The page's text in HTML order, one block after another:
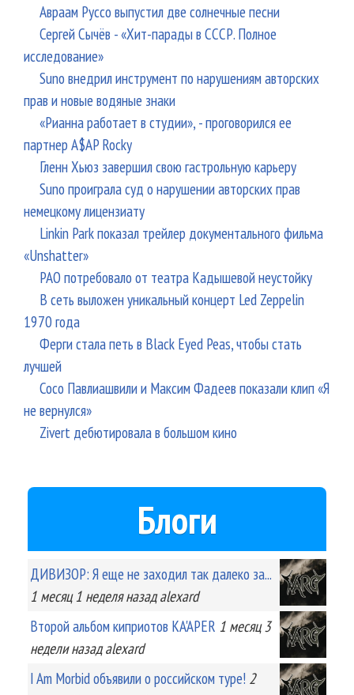
Авраам Руссо выпустил две солнечные песни
Сергей Сычёв - «Хит-парады в СССР. Полное
исследование»
Suno внедрил инструмент по нарушениям авторских
прав и новые водяные знаки
«Рианна работает в студии», - проговорился ее
партнер A$AP Rocky
Гленн Хьюз завершил свою гастрольную карьеру
Suno проиграла суд о нарушении авторских прав
немецкому лицензиату
Linkin Park показал трейлер документального фильма
«Unshatter»
РАО потребовало от театра Кадышевой неустойку
В сеть выложен уникальный концерт Led Zeppelin
1970 года
Ферги стала петь в Black Eyed Peas, чтобы стать
лучшей
Сосо Павлиашвили и Максим Фадеев показали клип «Я
не вернулся»
Zivert дебютировала в большом кино
Блоги
ДИВИЗОР: Я еще не заходил так далеко за...
1 месяц 1 неделяназад alexard
Второй альбом киприотов KA'APER 1 месяц 3
неделиназад alexard
I Am Morbid объявили о российском туре! 2